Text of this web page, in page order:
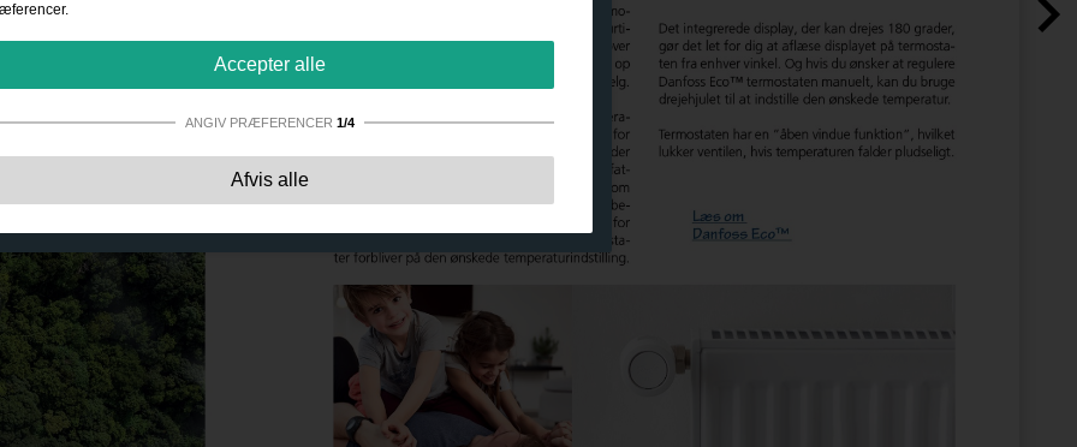
Accepter alle
ANGIV PRÆFERENCER 1/4
Disse cookies er essentielle for at sikre grundlæggende
Ydevene:
Disse cookies giver os mulighed for at tælle besøg og trafikkilder såvel
som hvordan webstedet bruges. Dette bruges til at forbedre ydelsen. Al information
er akkumuleret og derfor anonym.
Funktionalitet: Disse cookies giver websitet mulighed for at tilbyde forbedrede
personlige indstillinger. F.eks. valg af tekststørrelse osv.
Reklame: Disse cookies bruges til at levere annoncer, der er mere relevante for
dig og dine interesser. De opbevarer ikke personlige oplysninger, men er baseret
Afvis alle